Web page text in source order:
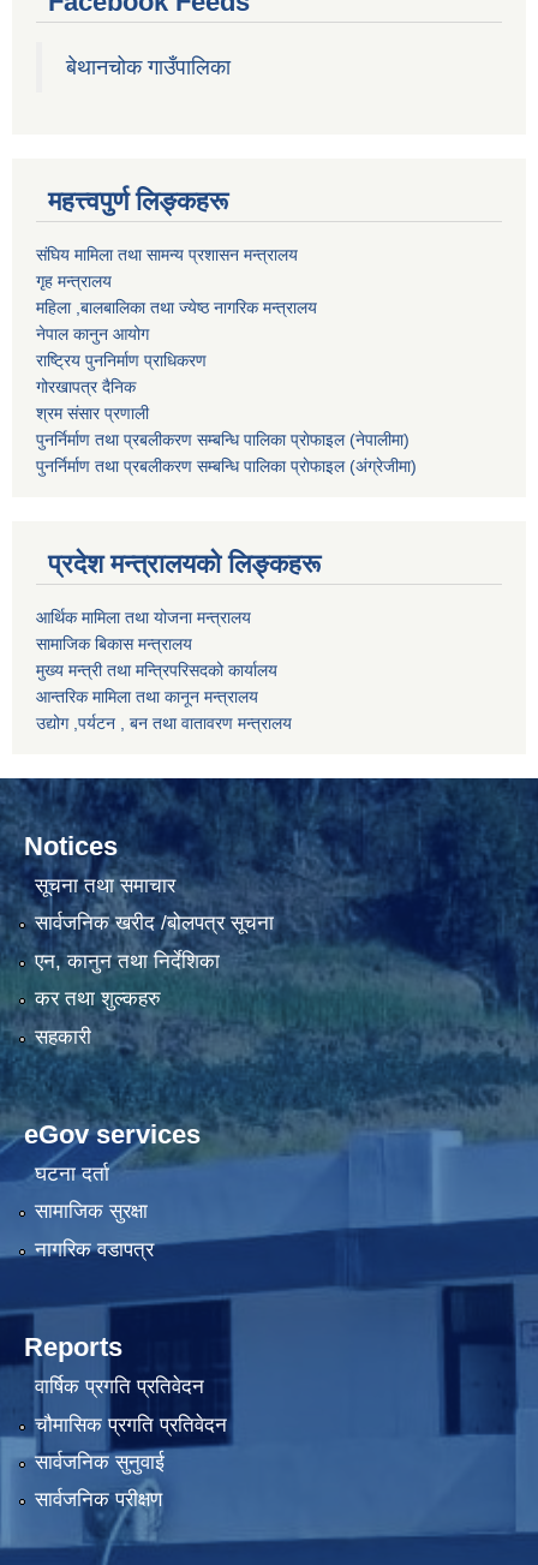
बेथानचोक गाउँपालिका
महत्त्वपुर्ण लिङ्कहरू
संघिय मामिला तथा सामन्य प्रशासन मन्त्रालय
गृह मन्त्रालय
महिला ,बालबालिका तथा ज्येष्ठ नागरिक मन्त्रालय
नेपाल कानुन आयोग
राष्ट्रिय पुननिर्माण प्राधिकरण
गोरखापत्र दैनिक
श्रम संसार प्रणाली
पुनर्निर्माण तथा प्रबलीकरण सम्बन्धि पालिका प्राेफाइल (नेपालीमा)
पुनर्निर्माण तथा प्रबलीकरण सम्बन्धि पालिका प्राेफाइल(अंग्रेजीमा)
प्रदेश मन्त्रालयको लिङ्कहरू
आर्थिक मामिला तथा योजना मन्त्रालय
सामाजिक बिकास मन्त्रालय
मुख्य मन्त्री तथा मन्त्रिपरिसदको कार्यालय
आन्तरिक मामिला तथा कानून मन्त्रालय
उद्योग ,पर्यटन , बन तथा वातावरण मन्त्रालय
Notices
सूचना तथा समाचार
सार्वजनिक खरीद /बोलपत्र सूचना
एन, कानुन तथा निर्देशिका
कर तथा शुल्कहरु
सहकारी
eGov services
घटना दर्ता
सामाजिक सुरक्षा
नागरिक वडापत्र
Reports
वार्षिक प्रगति प्रतिवेदन
चौमासिक प्रगति प्रतिवेदन
सार्वजनिक सुनुवाई
सार्वजनिक परीक्षण